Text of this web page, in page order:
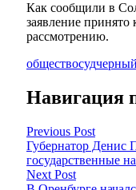
Как сообщили в
заявление принято
рассмотрению.
обществосуд
Навигация
Previous Post
Губернатор Денис
государственные
Next Post